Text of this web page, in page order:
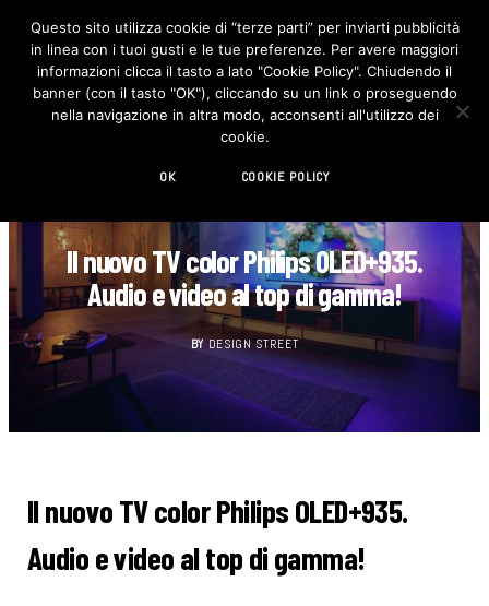
F
c
e
b
o
I
n
s
t
Il nuovo TV color Philips OLED+935.
Audio e video al top di gamma!
BY DESIGN STREET
Il nuovo TV color Philips OLED+935.
Audio e video al top di gamma!
Questo sito utilizza cookie di “terze parti” per inviarti pubblicità
in linea con i tuoi gusti e le tue preferenze. Per avere maggiori
informazioni clicca il tasto a lato "Cookie Policy". Chiudendo il
banner (con il tasto "OK"), cliccando su un link o proseguendo
nella navigazione in altra modo, acconsenti all'utilizzo dei
cookie.
OK COOKIE POLICY